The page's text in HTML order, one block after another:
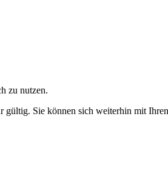
zu nutzen.
Sie können sich weiterhin mit